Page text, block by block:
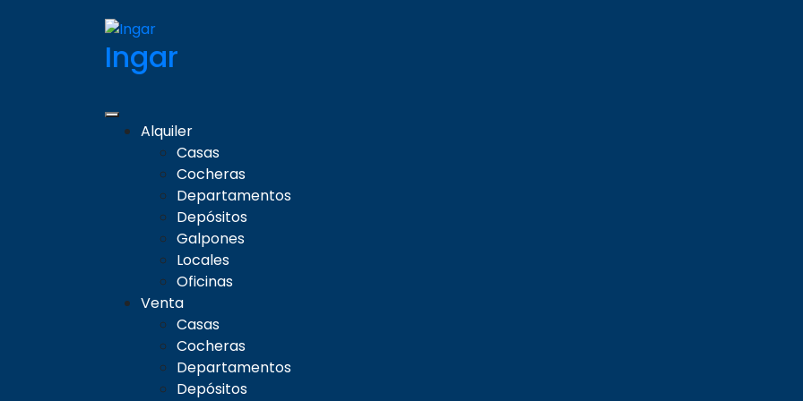
Ingar
Alquiler
Casas
Cocheras
Departamentos
Depósitos
Galpones
Locales
Oficinas
Venta
Casas
Cocheras
Departamentos
Depósitos